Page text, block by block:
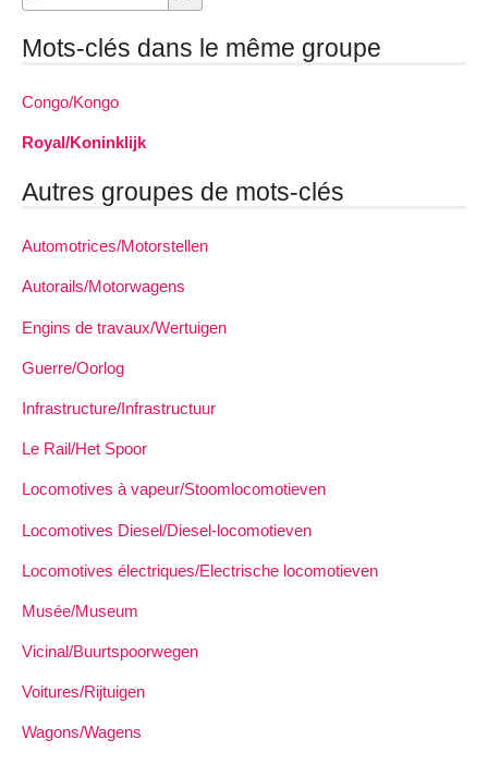
Mots-clés dans le même groupe
Congo/Kongo
Royal/Koninklijk
Autres groupes de mots-clés
Automotrices/Motorstellen
Autorails/Motorwagens
Engins de travaux/Wertuigen
Guerre/Oorlog
Infrastructure/Infrastructuur
Le Rail/Het Spoor
Locomotives à vapeur/Stoomlocomotieven
Locomotives Diesel/Diesel-locomotieven
Locomotives électriques/Electrische locomotieven
Musée/Museum
Vicinal/Buurtspoorwegen
Voitures/Rijtuigen
Wagons/Wagens